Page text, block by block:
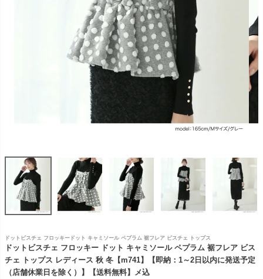
ドットビスチェ フロッキードット キャミソール ペプラム 裾フレア ビスチェ トップス
ドットビスチェ フロッキー ドット キャミソール ペプラム 裾フレア ビス
チェ トップス レディース 秋 冬【m741】【即納：1～2日以内に発送予定
（店舗休業日を除く）】【送料無料】メ込